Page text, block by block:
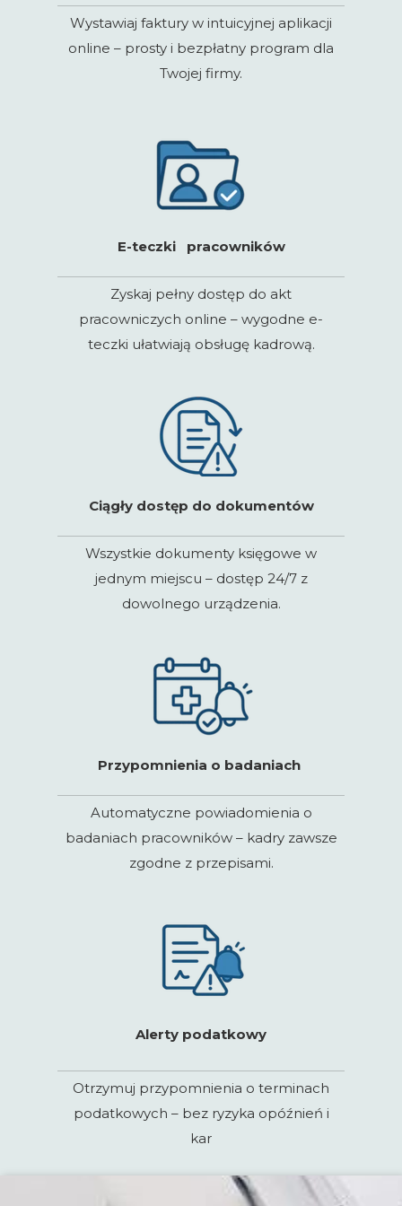
Otrzymuj przypomnienia o terminach
podatkowych – bez ryzyka opóźnień i
kar
Alerty podatkowy
Automatyczne powiadomienia o
badaniach pracowników – kadry zawsze
zgodne z przepisami.
Przypomnienia o badaniach
Wszystkie dokumenty księgowe w
jednym miejscu – dostęp 24/7 z
dowolnego urządzenia.
Ciągły dostęp do dokumentów
Zyskaj pełny dostęp do akt
pracowniczych online – wygodne e-
teczki ułatwiają obsługę kadrową.
E-teczki pracowników
Wystawiaj faktury w intuicyjnej aplikacji
online – prosty i bezpłatny program dla
Twojej firmy.